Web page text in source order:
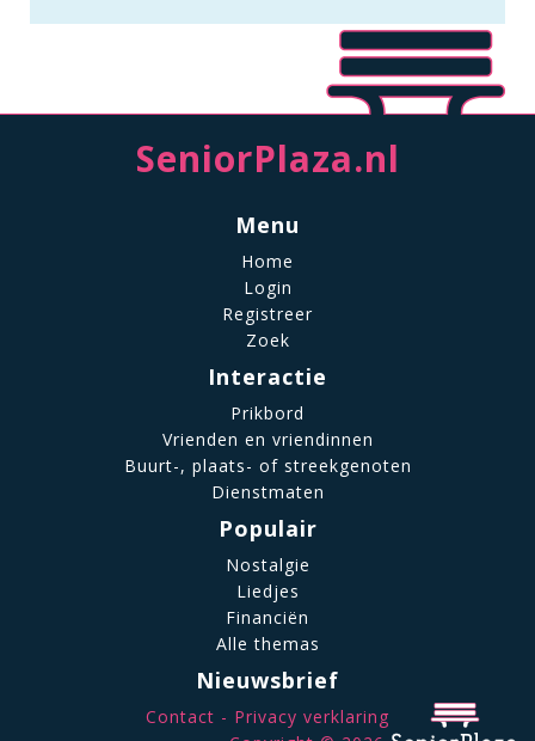
SeniorPlaza.nl
Menu
Home
Login
Registreer
Zoek
Interactie
Prikbord
Vrienden en vriendinnen
Buurt-, plaats- of streekgenoten
Dienstmaten
Populair
Nostalgie
Liedjes
Financiën
Alle themas
Nieuwsbrief
Contact
Privacy verklaring